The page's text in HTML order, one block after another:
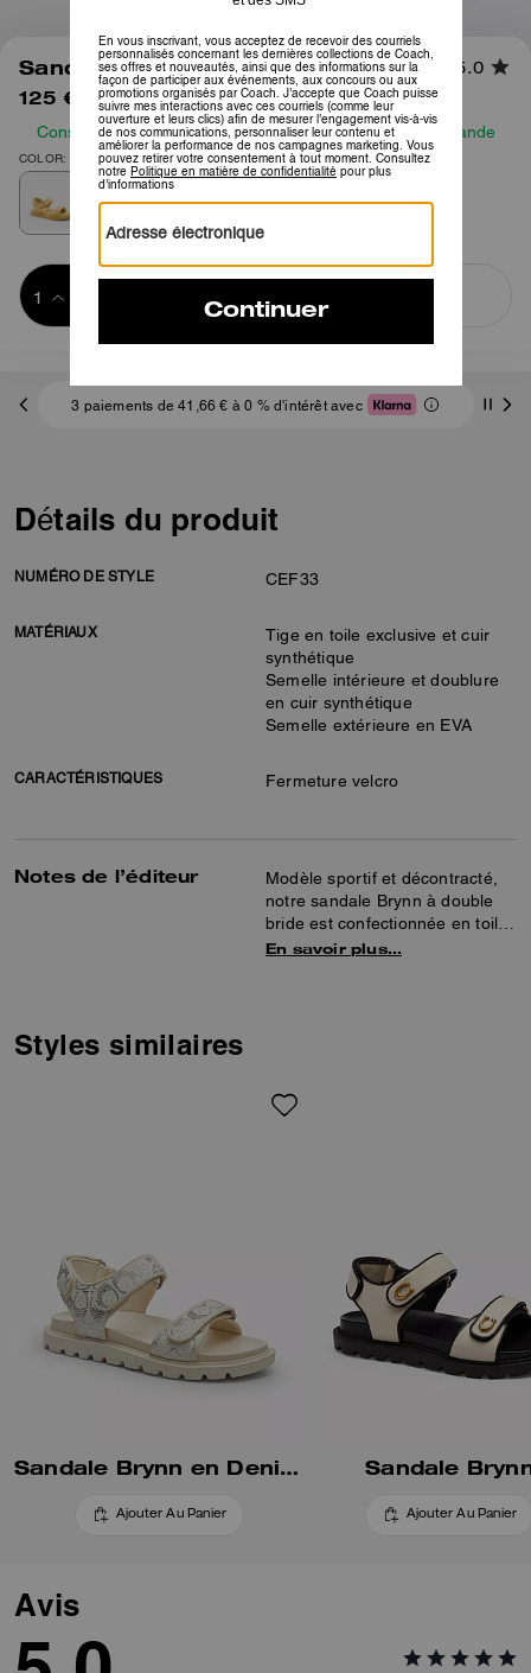
1/5
Sandale Brynn en Toile Signature 5.0
125 € 195 €
Consultez notre guide des tailles avant de passer commande
COLOR: VANILLE
ACHETER MAINTENANT
3 paiements de 41,66 € à 0 % d'intérêt avec
Détails du produit
NUMÉRO DE STYLE CEF33
MATÉRIAUX
Tige en toile exclusive et cuir
synthétique
Semelle intérieure et doublure
en cuir synthétique
Semelle extérieure en EVA
CARACTÉRISTIQUES Fermeture velcro
Notes de l’éditeur
Modèle sportif et décontracté,
notre sandale Brynn à double
bride est confectionnée en toile
exclusive. Présentant une
par notre élément exclusif ton
régénératrices. Ces dernières
contribuent à maintenir et à
régénérer les terres, à accroître
la diversité biologique et la
santé des sols, et pourraient
conduire à une augmentation de
En savoir plus…
Styles similaires
Sandale Brynn en Denim Signature Crystal
Ajouter Au Panier
Sandale
Ajouter Au Panier
Avis